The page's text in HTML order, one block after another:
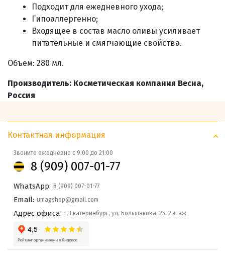
Подходит для ежедневного ухода;
Гипоаллергенно;
Входящее в состав масло оливы усиливает
питательные и смягчающие свойства.
Объем: 280 мл.
Производитель: Косметическая компания Весна,
Россия
Контактная информация
Звоните ежедневно с 9:00 до 21:00
8 (909) 007-01-77
WhatsApp: 8 (909) 007-01-77
Email: umagshop@gmail.com
Адрес офиса: г. Екатеринбург, ул. Большакова, 25, 2 этаж